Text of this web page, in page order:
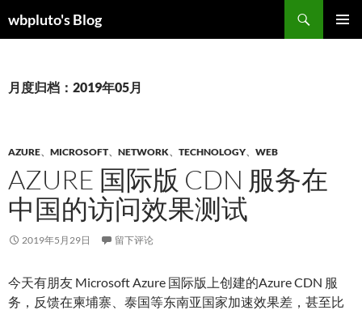
至wbpluto's Blog
索
月度归档：2019年05月
AZURE、 MICROSOFT、 NETWORK、 TECHNOLOGY、 WEB
AZURE 国际版 CDN 服务在
中国的访问效果测试
2019年5月29日 留下评论
今天有朋友 Microsoft Azure 国际版上创建的Azure CDN 服
务，反馈在柬埔寨、泰国等东南亚国家加速效果差，甚至比